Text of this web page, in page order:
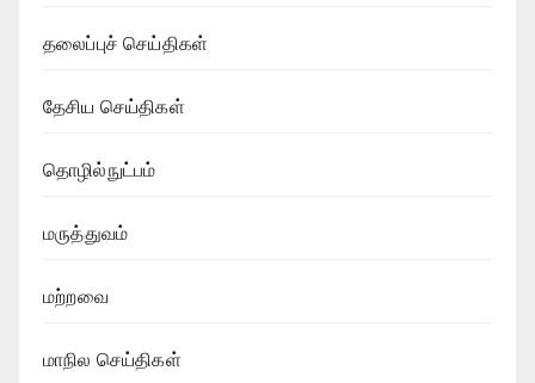
தலைப்புச் செய்திகள்
தேசிய செய்திகள்
தொழில்நுட்பம்
மருத்துவம்
மற்றவை
மாநில செய்திகள்